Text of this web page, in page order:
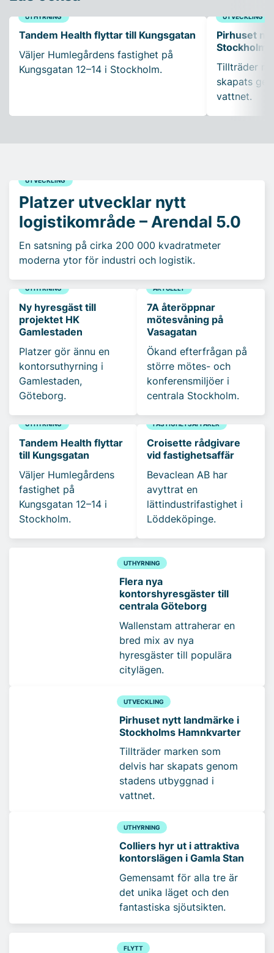
UTHYRNING
Tandem Health flyttar till Kungsgatan
Väljer Humlegårdens fastighet på
Kungsgatan 12–14 i Stockholm.
UTVECKLING
Pirhuset
Tillträder
skapats
vattnet.
UTVECKLING
Platzer utvecklar nytt
logistikområde – Arendal 5.0
En satsning på cirka 200 000 kvadratmeter
moderna ytor för industri och logistik.
UTHYRNING
Ny hyresgäst till
projektet HK
Gamlestaden
Platzer gör ännu en
kontorsuthyrning i
Gamlestaden,
Göteborg.
AKTUELLT
7A återöppnar
mötesvåning på
Vasagatan
Ökand efterfrågan på
större mötes- och
konferensmiljöer i
centrala Stockholm.
UTHYRNING
Tandem Health flyttar
till Kungsgatan
Väljer Humlegårdens
fastighet på
Kungsgatan 12–14 i
Stockholm.
FASTIGHETSAFFÄRER
Croisette rådgivare
vid fastighetsaffär
Bevaclean AB har
avyttrat en
lättindustrifastighet i
Löddeköpinge.
UTHYRNING
Flera nya
kontorshyresgäster till
centrala Göteborg
Wallenstam attraherar en
bred mix av nya
hyresgäster till populära
citylägen.
UTVECKLING
Pirhuset nytt landmärke i
Stockholms Hamnkvarter
Tillträder marken som
delvis har skapats genom
stadens utbyggnad i
vattnet.
UTHYRNING
Colliers hyr ut i attraktiva
kontorslägen i Gamla Stan
Gemensamt för alla tre är
det unika läget och den
fantastiska sjöutsikten.
FLYTT